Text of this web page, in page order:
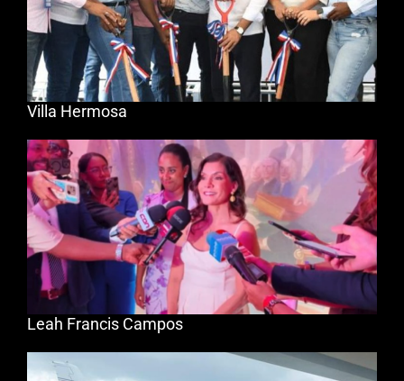
Villa Hermosa
Leah Francis Campos